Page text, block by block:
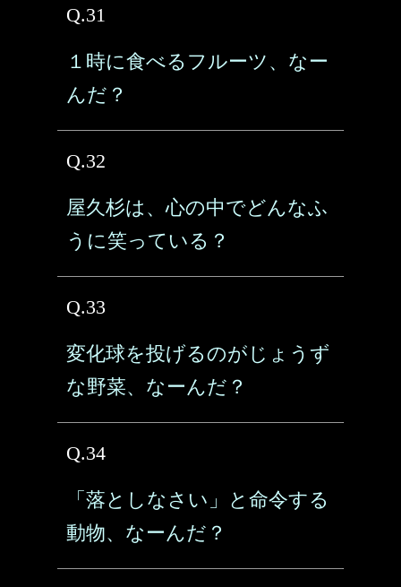
Q.31
１時に食べるフルーツ、なー
んだ？
Q.32
屋久杉は、心の中でどんなふ
うに笑っている？
Q.33
変化球を投げるのがじょうず
な野菜、なーんだ？
Q.34
「落としなさい」と命令する
動物、なーんだ？